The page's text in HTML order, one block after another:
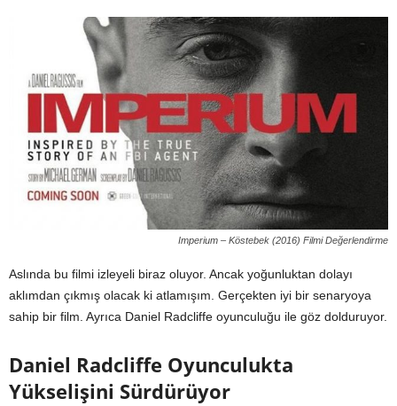
Imperium – Köstebek (2016) Filmi Değerlendirme
Aslında bu filmi izleyeli biraz oluyor. Ancak yoğunluktan dolayı
aklımdan çıkmış olacak ki atlamışım. Gerçekten iyi bir senaryoya
sahip bir film. Ayrıca Daniel Radcliffe oyunculuğu ile göz dolduruyor.
Daniel Radcliffe Oyunculukta
Yükselişini Sürdürüyor